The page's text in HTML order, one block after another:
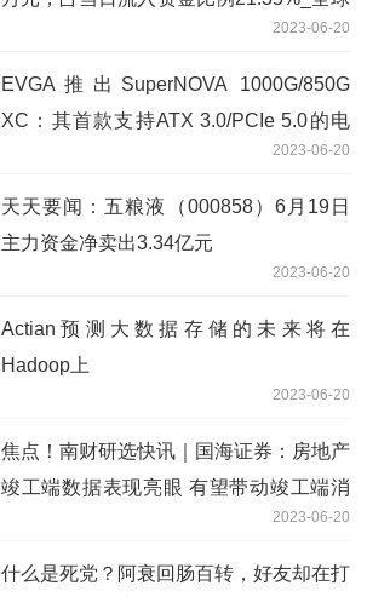
2023-06-20
EVGA推出SuperNOVA 1000G/850G
XC：其首款支持ATX 3.0/PCIe 5.0的电
2023-06-20
天天要闻：五粮液（000858）6月19日
主力资金净卖出3.34亿元
2023-06-20
Actian预测大数据存储的未来将在
Hadoop上
2023-06-20
焦点！南财研选快讯｜国海证券：房地产
竣工端数据表现亮眼 有望带动竣工端消
2023-06-20
什么是死党？阿衰回肠百转，好友却在打